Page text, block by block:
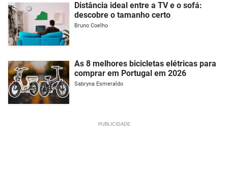
Distância ideal entre a TV e o sofá:
descobre o tamanho certo
Bruno Coelho
As 8 melhores bicicletas elétricas para
comprar em Portugal em 2026
Sabryna Esmeraldo